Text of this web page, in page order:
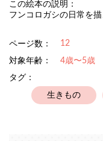
この絵本の説明：
フンコロガシの日常を描
ページ数： 12
対象年齢：
4歳〜5歳
タグ：
生きもの